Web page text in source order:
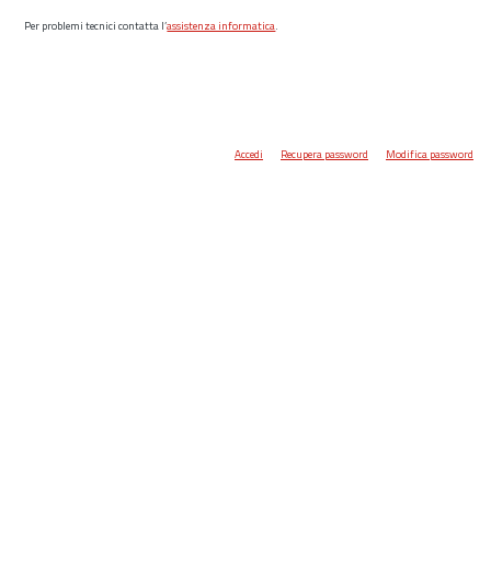
Per problemi tecnici contatta l’assistenza informatica.
Accedi Recupera password Modifica password